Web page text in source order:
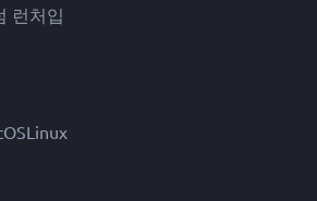
런처입
Linux